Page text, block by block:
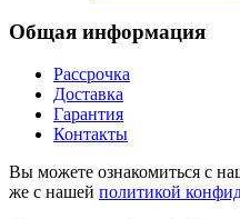
Общая информация
Рассрочка
Доставка
Гарантия
Контакты
Вы можете ознакомиться с
же с нашей политикой